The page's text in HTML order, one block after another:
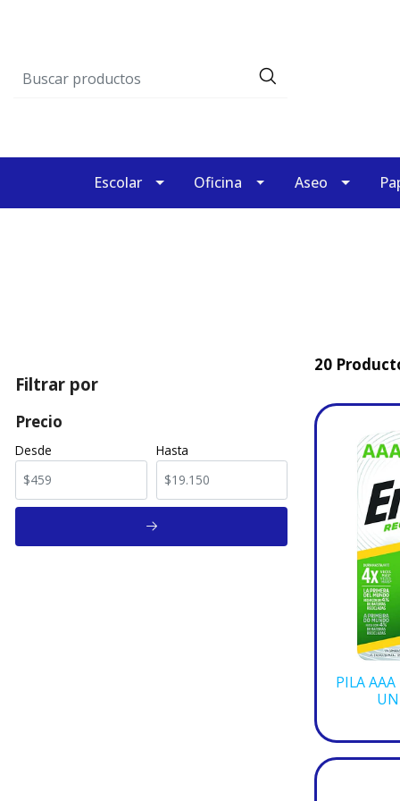
Escolar Oficina Aseo
Filtrar por
Precio
Desde Hasta
20
PILA